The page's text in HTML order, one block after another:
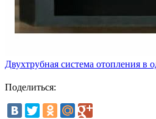
Двухтрубная система отопления в
Поделиться: